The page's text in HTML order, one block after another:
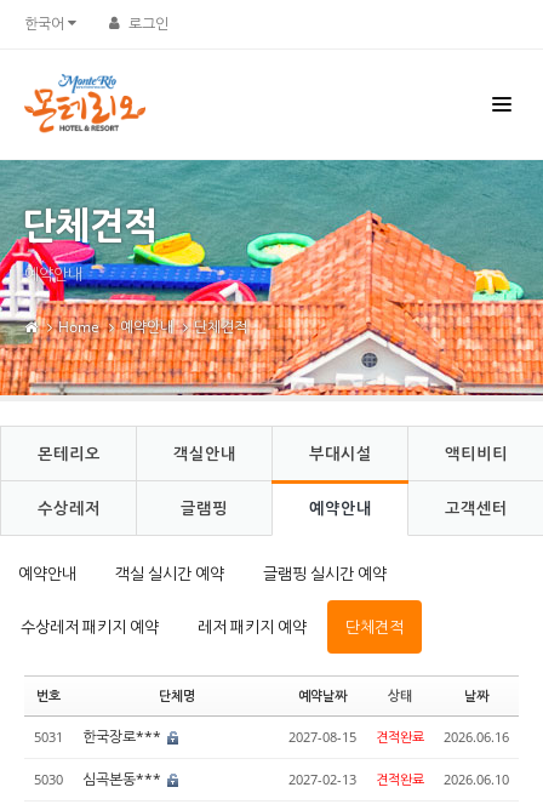
한국어 로그인
단체견적
예약안내
Home 예약안내 단체견적
몬테리오 객실안내 부대시설 액티비티
수상레저 글램핑 예약안내 고객센터
예약안내 객실 실시간 예약 글램핑 실시간 예약
수상레저 패키지 예약 레저 패키지 예약 단체견적
번호 단체명 예약날짜 상태 날짜
5031 한국장로*** 2027-08-15 견적완료 2026.06.16
5030 심곡본동*** 2027-02-13 견적완료 2026.06.10
Sketchbook5, 스케치북5